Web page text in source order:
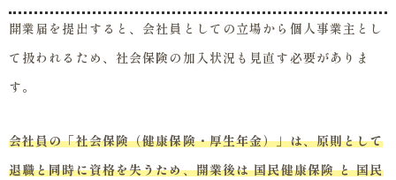
開業届を提出すると、会社員としての立場から個人事業主とし
て扱われるため、社会保険の加入状況も見直す必要がありま
す。
会社員の「社会保険（健康保険・厚生年金）」は、原則として
退職と同時に資格を失うため、開業後は 国民健康保険 と 国民